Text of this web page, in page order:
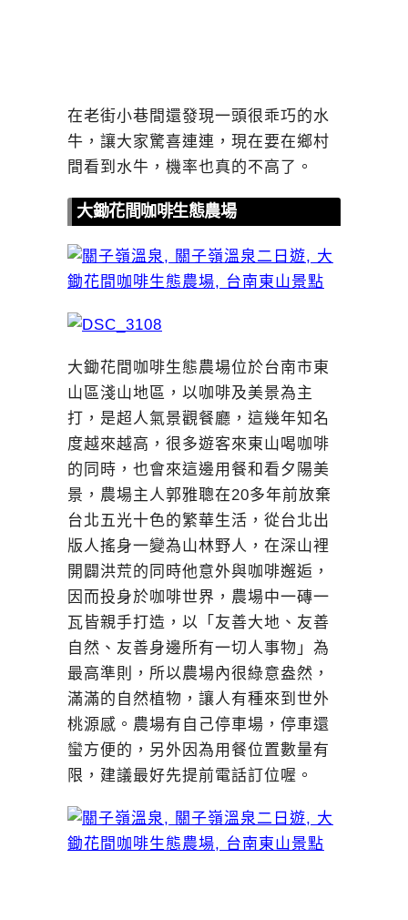
在老街小巷間還發現一頭很乖巧的水
牛，讓大家驚喜連連，現在要在鄉村
間看到水牛，機率也真的不高了。
大鋤花間咖啡生態農場
大鋤花間咖啡生態農場位於台南市東
山區淺山地區，以咖啡及美景為主
打，是超人氣景觀餐廳，這幾年知名
度越來越高，很多遊客來東山喝咖啡
的同時，也會來這邊用餐和看夕陽美
景，農場主人郭雅聰在20多年前放棄
台北五光十色的繁華生活，從台北出
版人搖身一變為山林野人，在深山裡
開闢洪荒的同時他意外與咖啡邂逅，
因而投身於咖啡世界，農場中一磚一
瓦皆親手打造，以「友善大地、友善
自然、友善身邊所有一切人事物」為
最高準則，所以農場內很綠意盎然，
滿滿的自然植物，讓人有種來到世外
桃源感。農場有自己停車場，停車還
蠻方便的，另外因為用餐位置數量有
限，建議最好先提前電話訂位喔。